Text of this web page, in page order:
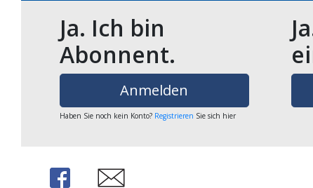
Ja. Ich bin
Abonnent.
Anmelden
Haben Sie noch kein Konto?Registrieren Sie sich hier
Share Share